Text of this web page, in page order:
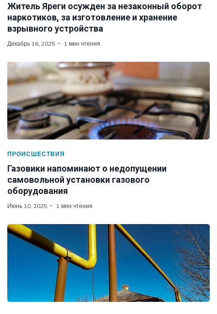
Житель Яреги осужден за незаконный оборот
наркотиков, за изготовление и хранение
взрывного устройства
Декабрь 16, 2025 1 мин чтения
ПРОИСШЕСТВИЯ
Газовики напоминают о недопущении
самовольной установки газового
оборудования
Июнь 10, 2025 1 мин чтения